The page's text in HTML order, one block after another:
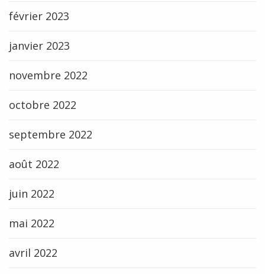
février 2023
janvier 2023
novembre 2022
octobre 2022
septembre 2022
août 2022
juin 2022
mai 2022
avril 2022